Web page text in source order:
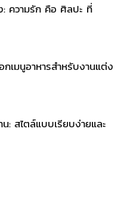
ความรัก คือ ศิลปะ ที่
กเมนูอาหารสำหรับงานแต่ง
: สไตล์แบบเรียบง่ายและ